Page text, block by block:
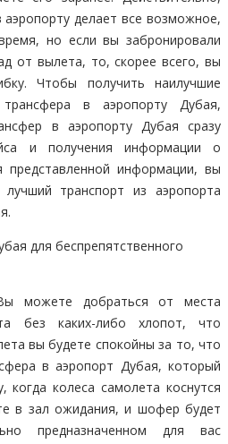
делает все возможное,
но если вы забронировали
от вылета, то, скорее всего, вы
Чтобы получить наилучшие
в аэропорту Дубая,
в аэропорту Дубая сразу
и получения информации о
представленной информации, вы
транспорт из аэропорта
для беспрепятственного
можете добраться от места
без каких-либо хлопот, что
вы будете спокойны за то, что
в аэропорт Дубая, который
колеса самолета коснутся
в зал ожидания, и шофер будет
предназначенном для вас